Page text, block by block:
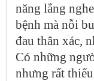
năng lắng
bệnh mà nỗi
đau thân xác,
Có những
nhưng rất